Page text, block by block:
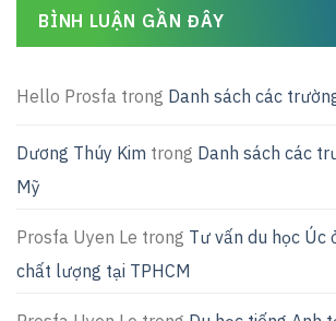
BÌNH LUẬN GẦN ĐÂY
Hello Prosfa trong Danh sách các
Dương Thúy Kim trong Danh sách các
Mỹ
Prosfa Uyen Le trong Tư vấn du học Úc
chất lượng tại TPHCM